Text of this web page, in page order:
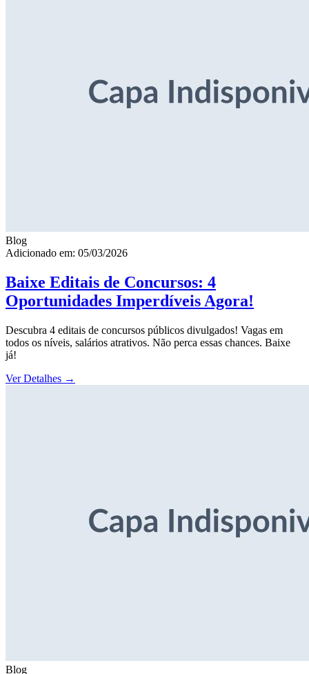
Blog
Adicionado em: 05/03/2026
Baixe Editais de Concursos: 4
Oportunidades Imperdíveis Agora!
Descubra 4 editais de concursos públicos divulgados! Vagas em
todos os níveis, salários atrativos. Não perca essas chances. Baixe
já!
Ver Detalhes →
Blog